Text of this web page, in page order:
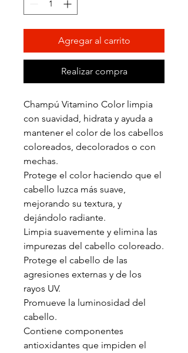
Agregar al carrito
Realizar compra
Champú Vitamino Color limpia
con suavidad, hidrata y ayuda a
mantener el color de los cabellos
coloreados, decolorados o con
mechas.
Protege el color haciendo que el
cabello luzca más suave,
mejorando su textura, y
dejándolo radiante.
Limpia suavemente y elimina las
impurezas del cabello coloreado.
Protege el cabello de las
agresiones externas y de los
rayos UV.
Promueve la luminosidad del
cabello.
Contiene componentes
antioxidantes que impiden el